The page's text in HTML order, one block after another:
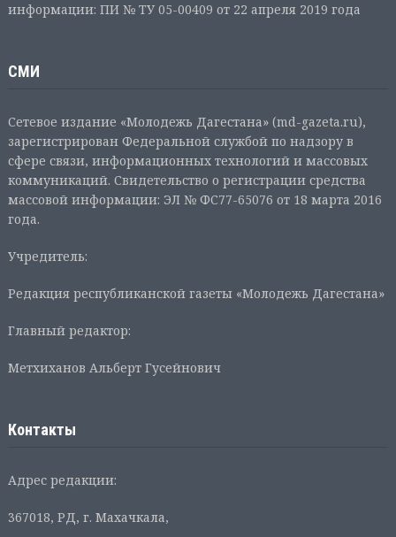
информации: ПИ № ТУ 05-00409 от 22 апреля 2019 года
СМИ
Сетевое издание «Молодежь Дагестана» (md-gazeta.ru),
зарегистрирован Федеральной службой по надзору в
сфере связи, информационных технологий и массовых
коммуникаций. Свидетельство о регистрации средства
массовой информации: ЭЛ № ФС77-65076 от 18 марта 2016
года.
Учредитель:
Редакция республиканской газеты «Молодежь Дагестана»
Главный редактор:
Метхиханов Альберт Гусейнович
Контакты
Адрес редакции:
367018, РД, г. Махачкала,